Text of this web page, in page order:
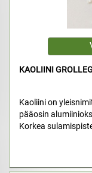
KAOLIINI
Kaoliini on
pääosin
Korkea